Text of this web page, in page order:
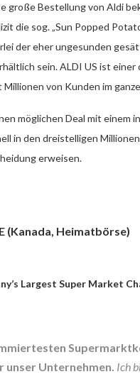
Bestellung von Aldi
die sog. „Sun Popped
der eher ungesunden
sein. ALDI US ist einer
von Kunden im
möglichen Deal mit einem
in den dreistelligen
erweisen.
(Kanada, Heimatbörse)
Largest Super Market
unser Unternehmen. Ich